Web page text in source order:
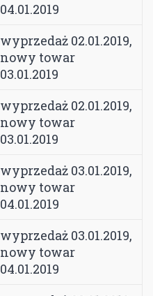
04.01.2019
wyprzedaż 02.01.2019,
nowy towar
03.01.2019
wyprzedaż 02.01.2019,
nowy towar
03.01.2019
wyprzedaż 03.01.2019,
nowy towar
04.01.2019
wyprzedaż 03.01.2019,
nowy towar
04.01.2019